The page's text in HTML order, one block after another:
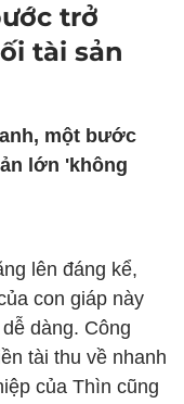
trở
tài sản
một bước
lớn 'không
lên đáng kể,
con giáp này
dàng. Công
tài thu về nhanh
của Thìn cũng